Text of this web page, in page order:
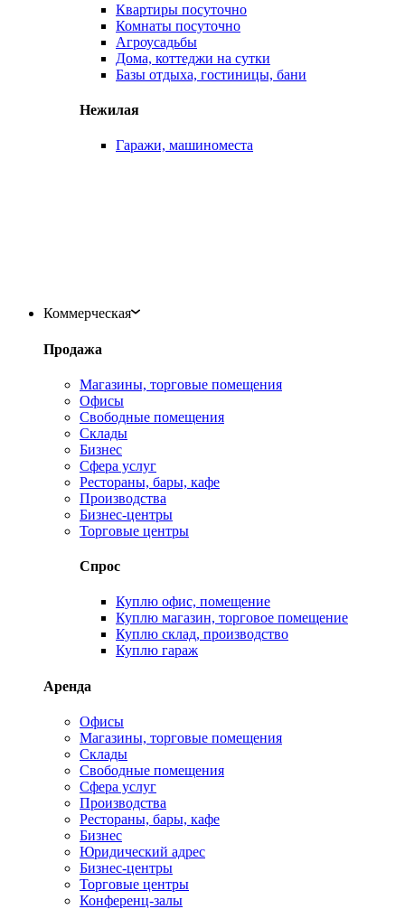
Квартиры посуточно
Комнаты посуточно
Агроусадьбы
Дома, коттеджи на сутки
Базы отдыха, гостиницы, бани
Нежилая
Гаражи, машиноместа
Коммерческая
Продажа
Магазины, торговые помещения
Офисы
Свободные помещения
Склады
Бизнес
Сфера услуг
Рестораны, бары, кафе
Производства
Бизнес-центры
Торговые центры
Спрос
Куплю офис, помещение
Куплю магазин, торговое помещение
Куплю склад, производство
Куплю гараж
Аренда
Офисы
Магазины, торговые помещения
Склады
Свободные помещения
Сфера услуг
Производства
Рестораны, бары, кафе
Бизнес
Юридический адрес
Бизнес-центры
Торговые центры
Конференц-залы